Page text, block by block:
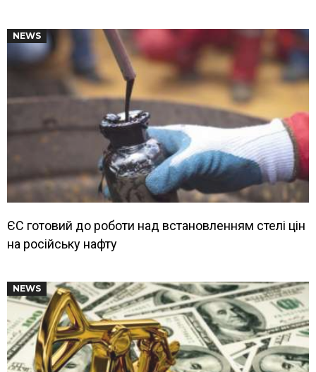
NEWS
ЄС готовий до роботи над встановленням стелі цін
на російську нафту
NEWS